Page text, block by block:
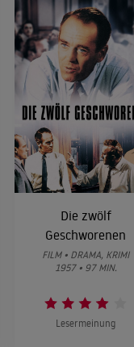
Die zwölf
Geschworenen
FILM • DRAMA, KRIMI
1957 • 97 MIN.
Lesermeinung